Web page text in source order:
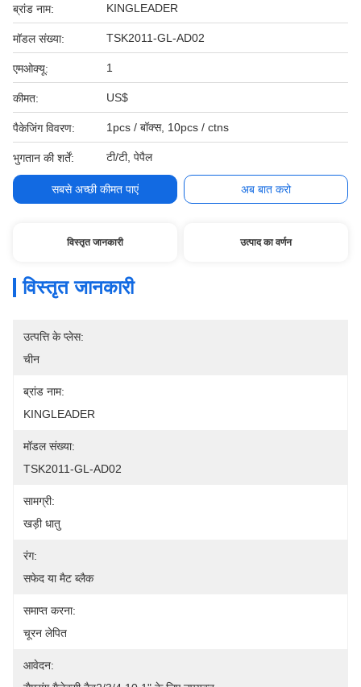
ब्रांड नाम: KINGLEADER
मॉडल संख्या: TSK2011-GL-AD02
एमओक्यू: 1
कीमत: US$
पैकेजिंग विवरण: 1pcs / बॉक्स, 10pcs / ctns
भुगतान की शर्तें: टी/टी, पेपैल
सबसे अच्छी कीमत पाएं अब बात करो
विस्तृत जानकारी उत्पाद का वर्णन
विस्तृत जानकारी
उत्पत्ति के प्लेस:
चीन
ब्रांड नाम:
KINGLEADER
मॉडल संख्या:
TSK2011-GL-AD02
सामग्री:
खड़ी धातु
रंग:
सफेद या मैट ब्लैक
समाप्त करना:
चूरन लेपित
आवेदन: